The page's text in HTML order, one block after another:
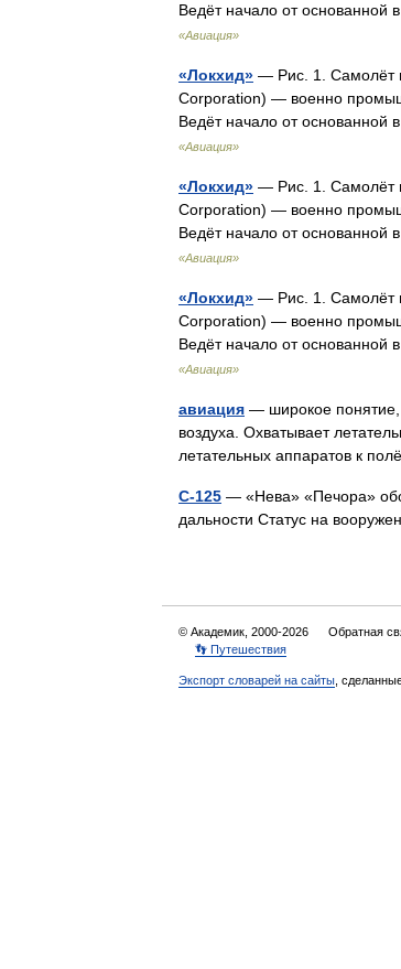
Ведёт начало от
«Авиация»
«Локхид» — Рис. 1. Самолёт
Corporation) — военно
Ведёт начало от
«Авиация»
«Локхид» — Рис. 1. Самолёт
Corporation) — военно
Ведёт начало от
«Авиация»
«Локхид» — Рис. 1. Самолёт
Corporation) — военно
Ведёт начало от
«Авиация»
авиация — широкое понятие,
воздуха. Охватывает
летательных аппаратов к
С-125 — «Нева» «Печора»
дальности Статус на
© Академик, 2000-2026 Обратная
👣 Путешествия
Экспорт словарей на сайты ,